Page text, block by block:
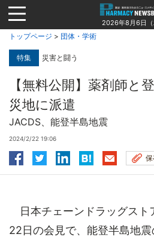
Jump
to
navigation
2026年8月6日（
トップページ > 団体・学術
特集 災害と闘う
【無料公開】薬剤師と
災地に派遣
JACDS、能登半島地震
2024/2/22 19:06
日本チェーンドラッグスト
22日の会見で、能登半島地